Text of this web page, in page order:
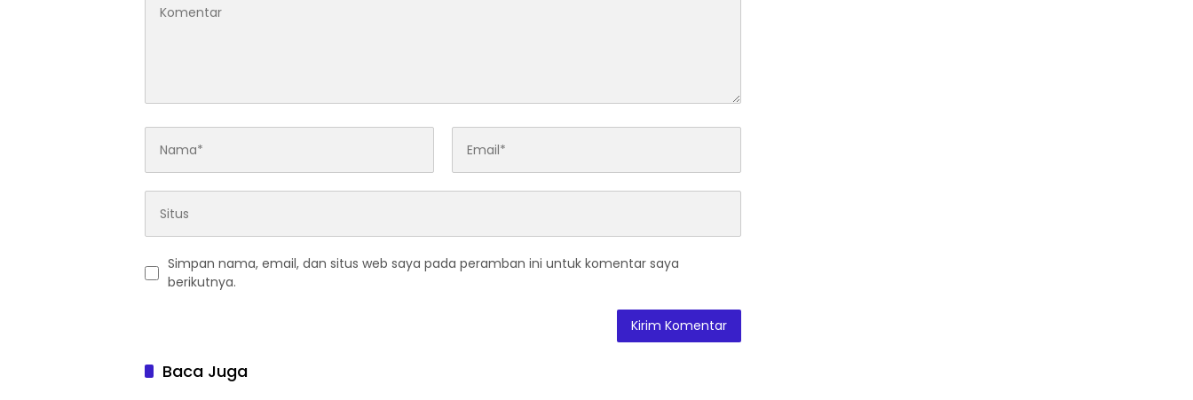
Simpan nama, email, dan situs web saya pada peramban ini untuk komentar saya
berikutnya.
Baca Juga